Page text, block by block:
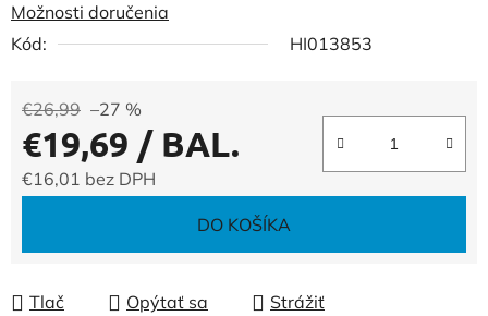
Možnosti doručenia
Kód:
HI013853
€26,99 –27 %
€19,69 / BAL.
€16,01 bez DPH
DO KOŠÍKA
Tlač Opýtať sa
Strážiť